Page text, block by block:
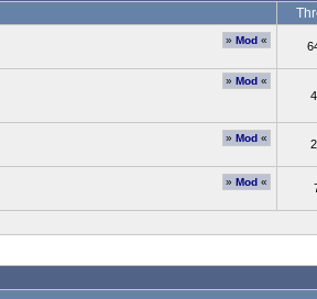
» Mod «
» Mod «
» Mod «
» Mod «